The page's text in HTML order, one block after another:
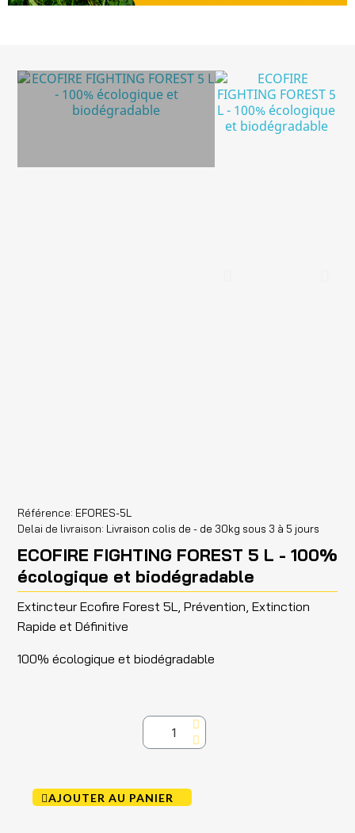
Référence EFORES-5L
Delai de livraison Livraison colis de - de 30kg sous 3 à 5 jours
ECOFIRE FIGHTING FOREST 5 L - 100%
écologique et biodégradable
Extincteur Ecofire Forest 5L, Prévention, Extinction
Rapide et Définitive
100% écologique et biodégradable
AJOUTER AU PANIER